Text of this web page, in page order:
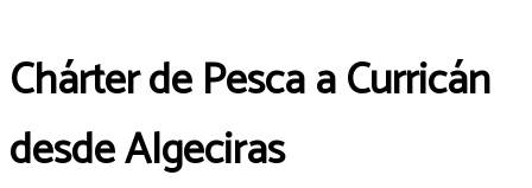
Chárter de Pesca a Curricán
desde Algeciras